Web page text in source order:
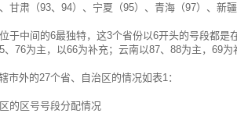
甘肃（93、94）、宁夏（95）、青海（97）、新疆
于中间的6最独特，这3个省份以6开头的号段都是
76为主，以66为补充；云南以87、88为主，69为
市外的27个省、自治区的情况如表1：
的区号号段分配情况